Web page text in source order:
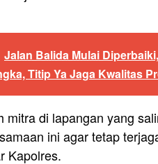
Jalan Balida Mulai
Titip Ya Jaga Kwalitas
mitra di lapangan yang
ini agar tetap
Kapolres.